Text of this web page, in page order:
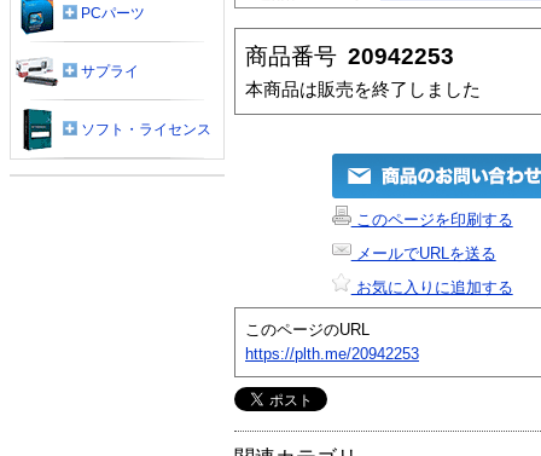
商品番号 20942253
本商品は販売を終了しました
このページを印刷する
メールでURLを送る
お気に入りに追加する
このページのURL
https://plth.me/20942253
PCパーツ
サプライ
ソフト・ライセンス